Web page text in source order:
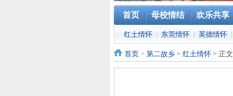
首页 母校情结 欢乐共享
红土情怀 东莞情怀 英德情怀
首页 > 第二故乡 > 红土情怀 > 正文